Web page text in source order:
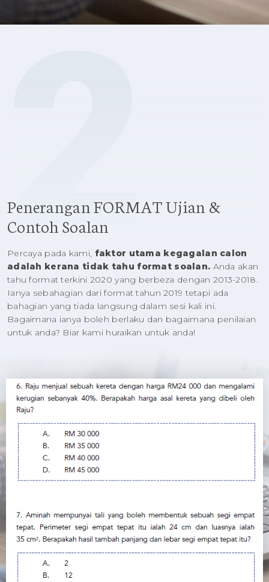
2
Penerangan FORMAT Ujian &
Contoh Soalan
Percaya pada kami, faktor utama kegagalan calon
adalah kerana tidak tahu format soalan. Anda akan
tahu format terkini 2020 yang berbeza dengan 2013-2018.
Ianya sebahagian dari format tahun 2019 tetapi ada
bahagian yang tiada langsung dalam sesi kali ini.
Bagaimana ianya boleh berlaku dan bagaimana penilaian
untuk anda? Biar kami huraikan untuk anda!